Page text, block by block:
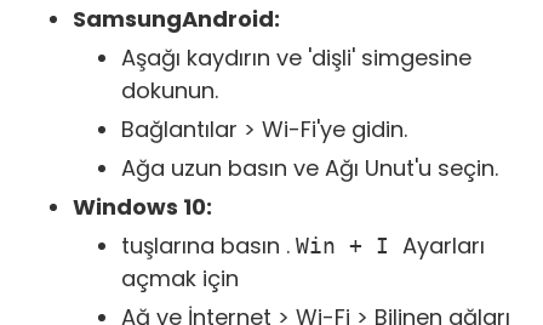
SamsungAndroid:
Aşağı kaydırın ve 'dişli' simgesine
dokunun.
Bağlantılar > Wi-Fi'ye gidin.
Ağa uzun basın ve Ağı Unut'u seçin.
Windows 10:
tuşlarına basın . Win + I Ayarları
açmak için
Ağ ve İnternet > Wi-Fi > Bilinen ağları